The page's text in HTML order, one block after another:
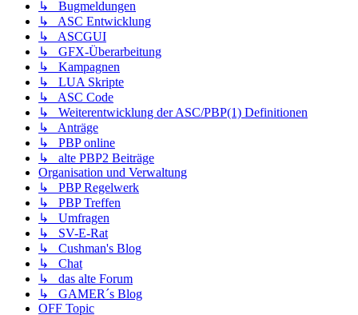
↳ Bugmeldungen
↳ ASC Entwicklung
↳ ASCGUI
↳ GFX-Überarbeitung
↳ Kampagnen
↳ LUA Skripte
↳ ASC Code
↳ Weiterentwicklung der ASC/PBP(1) Definitionen
↳ Anträge
↳ PBP online
↳ alte PBP2 Beiträge
Organisation und Verwaltung
↳ PBP Regelwerk
↳ PBP Treffen
↳ Umfragen
↳ SV-E-Rat
↳ Cushman's Blog
↳ Chat
↳ das alte Forum
↳ GAMER´s Blog
OFF Topic